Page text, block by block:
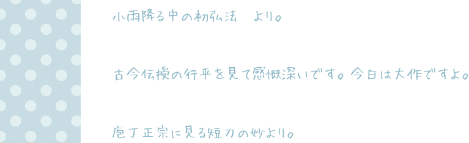
小雨降る中の初弘法 より。
古今伝授の行平を見て感慨深いです。今日は大作ですよ。
庖丁正宗に見る短刀の妙より。